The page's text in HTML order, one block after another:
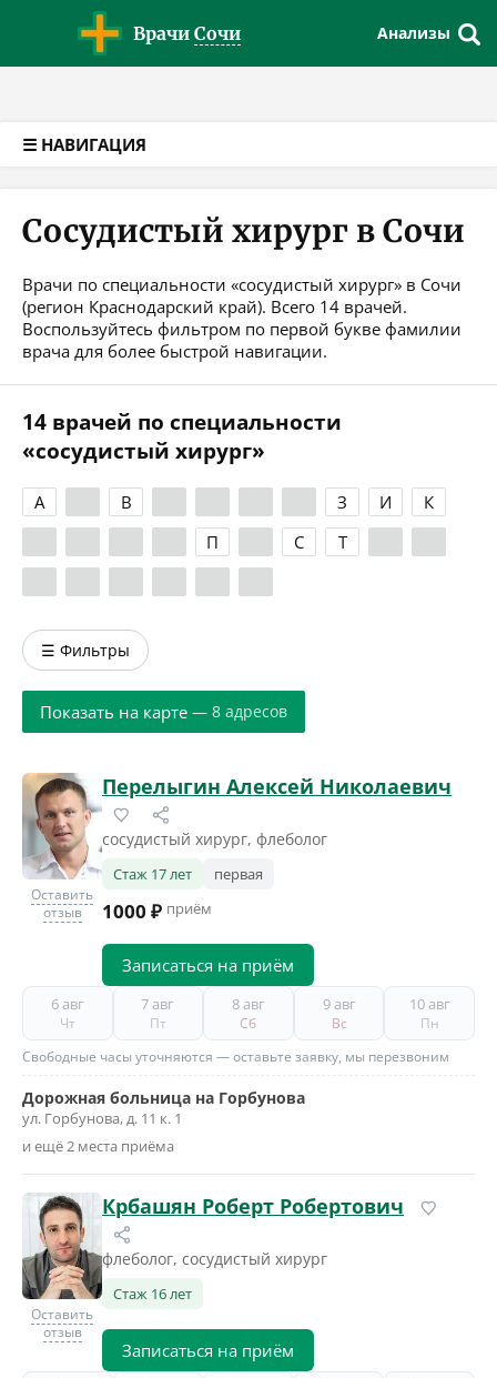
Врачи Сочи Анализы
☰ НАВИГАЦИЯ
Сосудистый хирург в Сочи
Врачи по специальности «сосудистый хирург» в Сочи
(регион Краснодарский край). Всего 14 врачей.
Воспользуйтесь фильтром по первой букве фамилии
врача для более быстрой навигации.
14 врачей по специальности
«сосудистый хирург»
А В З И
К
П С Т
☰ Фильтры
Показать на карте — 8 адресов
Оставить
отзыв
Перелыгин Алексей Николаевич
сосудистый хирург, флеболог
Стаж 17 лет первая
1000 ₽ приём
Записаться на приём
6 авг
Чт
7 авг
Пт
8 авг
Сб
9 авг
Вс
10 авг
Пн
Свободные часы уточняются — оставьте заявку, мы перезвоним
Дорожная больница на Горбунова
ул. Горбунова, д. 11 к. 1
и ещё 2 места приёма
Оставить
отзыв
Крбашян Роберт Робертович
флеболог, сосудистый хирург
Стаж 16 лет
Записаться на приём